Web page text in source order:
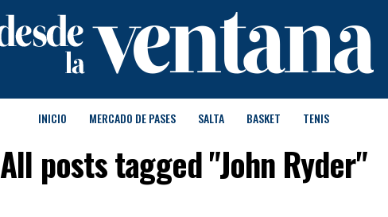
INICIO MERCADO DE PASES SALTA BASKET TENIS
All posts tagged "John Ryder"